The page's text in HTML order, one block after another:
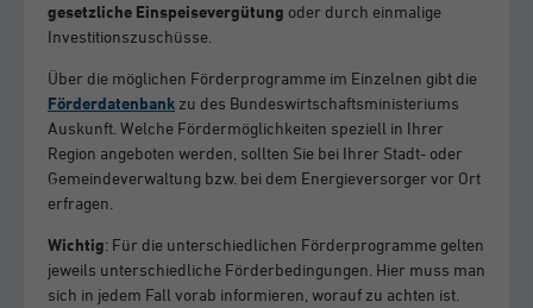
gesetzliche Einspeisevergütung oder durch einmalige
Investitionszuschüsse.
Über die möglichen Förderprogramme im Einzelnen gibt die
Förderdatenbank zu des Bundeswirtschaftsministeriums
Auskunft. Welche Fördermöglichkeiten speziell in Ihrer
Region angeboten werden, sollten Sie bei Ihrer Stadt- oder
Gemeindeverwaltung bzw. bei dem Energieversorger vor Ort
erfragen.
Wichtig: Für die unterschiedlichen Förderprogramme gelten
jeweils unterschiedliche Förderbedingungen. Hier muss man
sich in jedem Fall vorab informieren, worauf zu achten ist.